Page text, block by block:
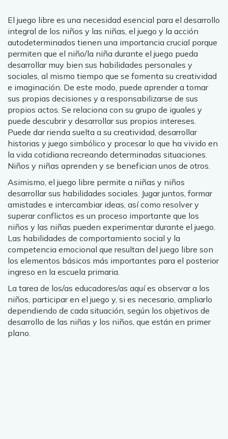
El juego libre es una necesidad esencial para el desarrollo
integral de los niños y las niñas, el juego y la acción
autodeterminados tienen una importancia crucial porque
permiten que el niño/la niña durante el juego pueda
desarrollar muy bien sus habilidades personales y
sociales, al mismo tiempo que se fomenta su creatividad
e imaginación. De este modo, puede aprender a tomar
sus propias decisiones y a responsabilizarse de sus
propios actos. Se relaciona con su grupo de iguales y
puede descubrir y desarrollar sus propios intereses.
Puede dar rienda suelta a su creatividad, desarrollar
historias y juego simbólico y procesar lo que ha vivido en
la vida cotidiana recreando determinadas situaciones.
Niños y niñas aprenden y se benefician unos de otros.
Asimismo, el juego libre permite a niñas y niños
desarrollar sus habilidades sociales. Jugar juntos, formar
amistades e intercambiar ideas, así como resolver y
superar conflictos es un proceso importante que los
niños y las niñas pueden experimentar durante el juego.
Las habilidades de comportamiento social y la
competencia emocional que resultan del juego libre son
los elementos básicos más importantes para el posterior
ingreso en la escuela primaria.
La tarea de los/as educadores/as aquí es observar a los
niños, participar en el juego y, si es necesario, ampliarlo
dependiendo de cada situación, según los objetivos de
desarrollo de las niñas y los niños, que están en primer
plano.